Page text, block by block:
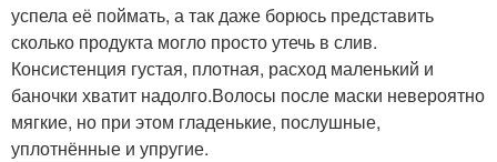
успела её поймать, а так даже борюсь представить
сколько продукта могло просто утечь в слив.
Консистенция густая, плотная, расход маленький и
баночки хватит надолго.Волосы после маски невероятно
мягкие, но при этом гладенькие, послушные,
уплотнённые и упругие.